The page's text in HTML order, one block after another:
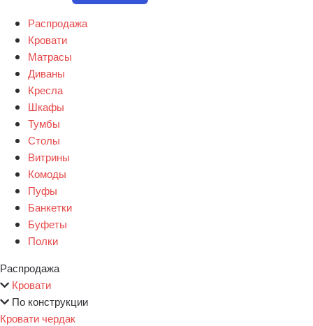
Распродажа
Кровати
Матрасы
Диваны
Кресла
Шкафы
Тумбы
Столы
Витрины
Комоды
Пуфы
Банкетки
Буфеты
Полки
Распродажа
Кровати
По конструкции
Кровати чердак